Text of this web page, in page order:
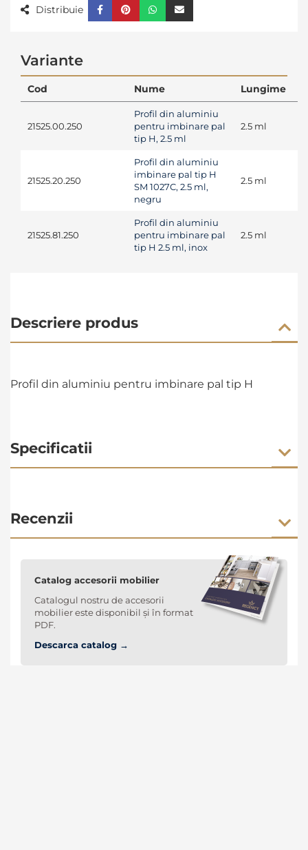
Distribuie
Variante
Cod Nume Lungime
21525.00.250
Profil din aluminiu
pentru imbinare pal
tip H, 2.5 ml
2.5 ml
21525.20.250
Profil din aluminiu
imbinare pal tip H
SM 1027C, 2.5 ml,
negru
2.5 ml
21525.81.250
Profil din aluminiu
pentru imbinare pal
tip H 2.5 ml, inox
2.5 ml
Descriere produs
Profil din aluminiu pentru imbinare pal tip H
Specificatii
Recenzii
Catalog accesorii mobilier
Catalogul nostru de accesorii
mobilier este disponibil și în format
PDF.
Descarca catalog →